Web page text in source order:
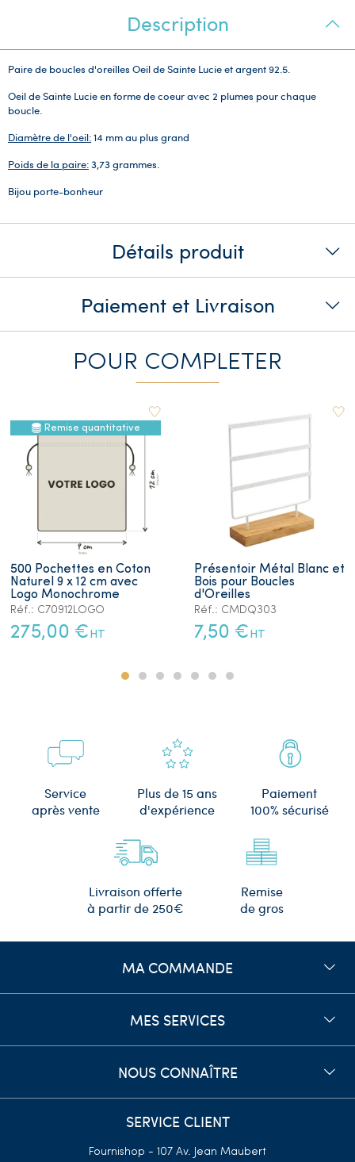
Description
Paire de boucles d'oreilles Oeil de Sainte Lucie et argent 92.5.
Oeil de Sainte Lucie en forme de coeur avec 2 plumes pour chaque
boucle.
Diamètre de l'oeil:14 mm au plus grand
Poids de la paire:3,73 grammes.
Bijou porte-bonheur
Détails produit
Paiement et Livraison
POUR COMPLETER
Remise quantitative
500 Pochettes en Coton
Naturel 9 x 12 cm avec
Logo Monochrome
Réf.: C70912LOGO
275,00 € HT
Présentoir Métal Blanc et
Bois pour Boucles
d'Oreilles
Réf.: CMDQ303
7,50 € HT
Service
après vente
Plus de 15 ans
d'expérience
Paiement
100% sécurisé
Livraison offerte
à partir de 250€
Remise
de gros
MA COMMANDE
MES SERVICES
NOUS CONNAÎTRE
SERVICE CLIENT
Fournishop - 107 Av. Jean Maubert